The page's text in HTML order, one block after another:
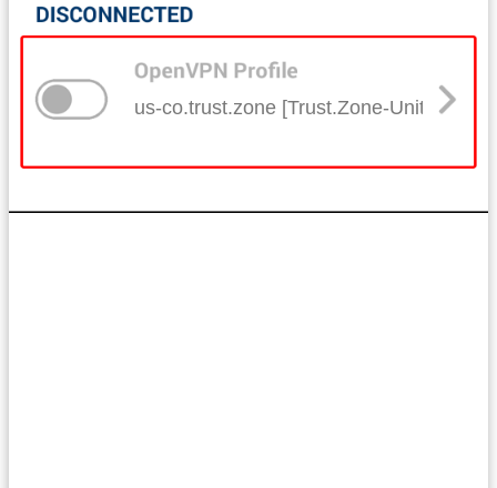
us-co.trust.zone [Trust.Zone-United-